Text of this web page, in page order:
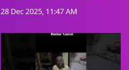
28 Dec 2025, 11:47 AM